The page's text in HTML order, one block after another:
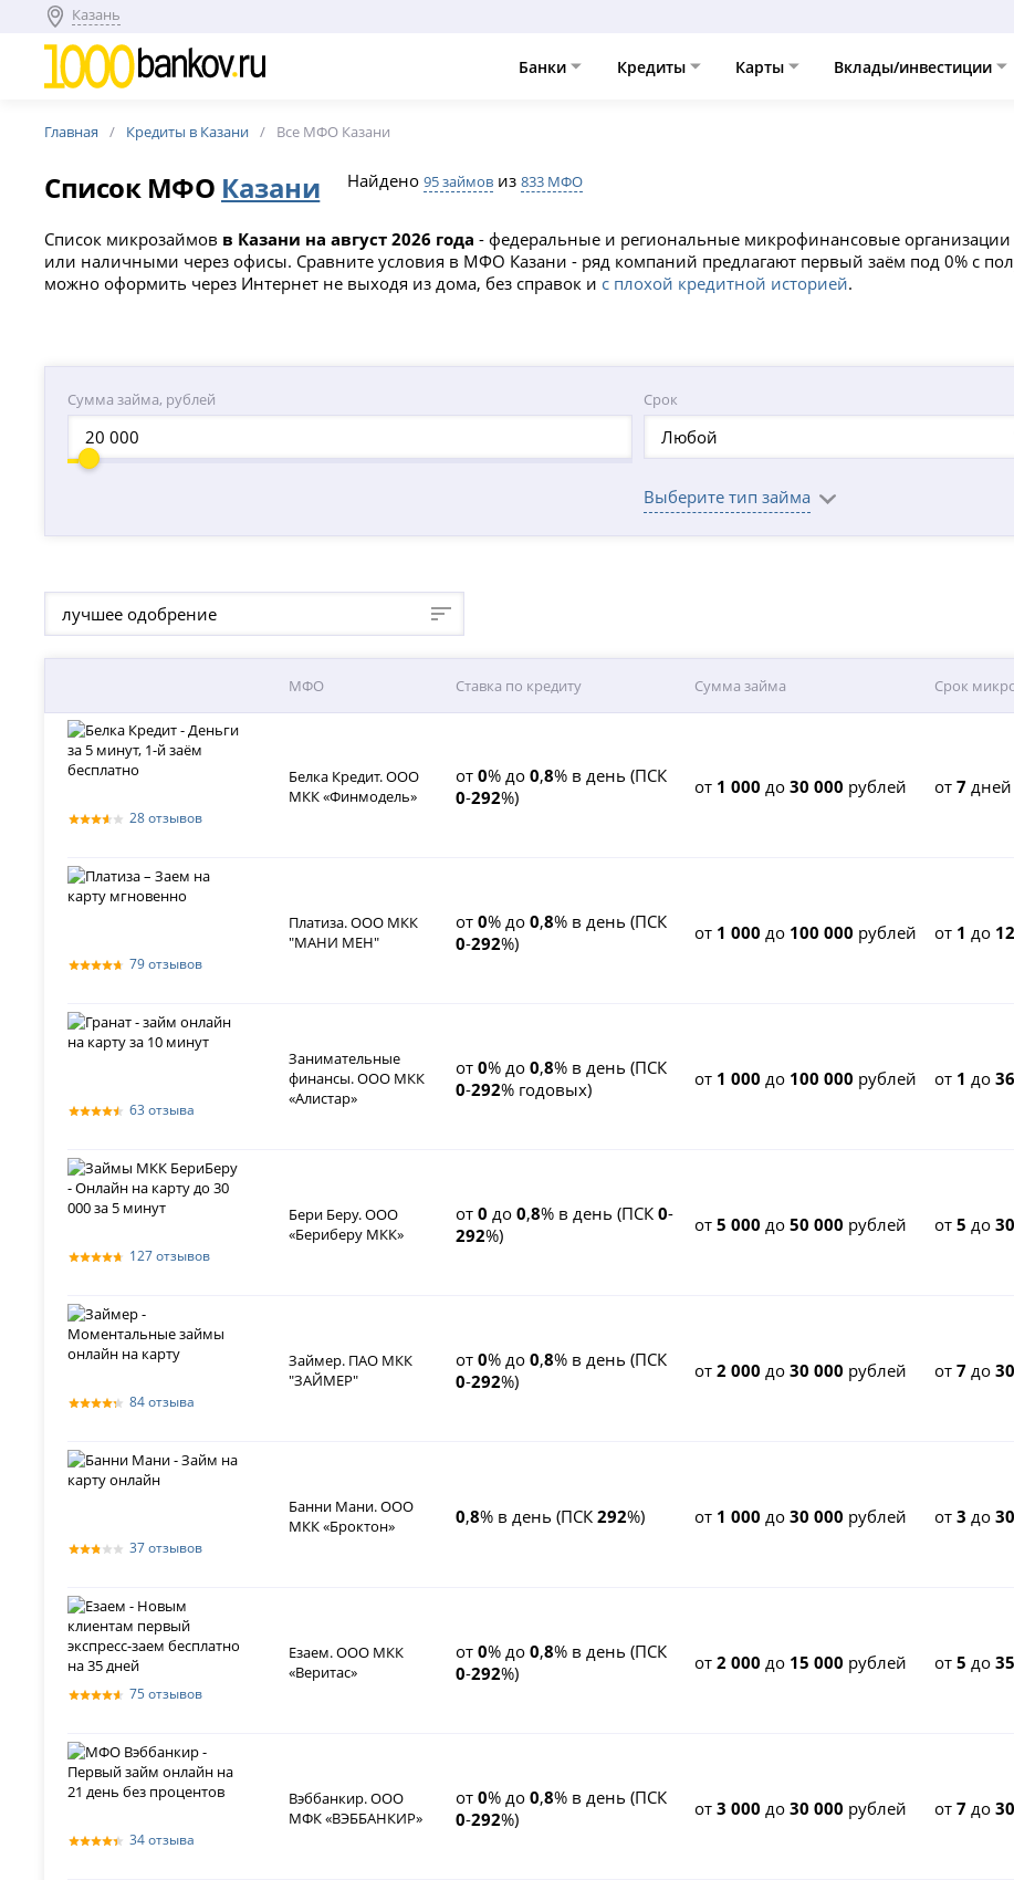
Казань
Банки Кредиты Карты Вклады/инвестиции
Главная Кредиты в Казани Все МФО Казани
Список МФО Казани Найдено95 займов из833 МФО
Список микрозаймов в Казани на август 2026 года - федеральные и региональные микрофинансовые
или наличными через офисы. Сравните условия в МФО Казани - ряд компаний предлагают первый заём под 0% с
можно оформить через Интернет не выходя из дома, без справок и с плохой кредитной историей.
Сумма займа, рублей Срок
Любой
Выберите тип займа
лучшее одобрение
МФО Ставка по кредиту Сумма займа Срок
28 отзывов
Белка Кредит. ООО
МКК «Финмодель»
от 0% до 0,8% в день (ПСК
0-292%) от 1 000 до30 000 рублей от7
79 отзывов
Платиза. ООО МКК
"МАНИ МЕН"
от 0% до 0,8% в день (ПСК
0-292%) от 1 000 до 100 000 рублей от 1 до
63 отзыва
Занимательные
финансы. ООО МКК
«Алистар»
от 0% до 0,8% в день (ПСК
0-292% годовых) от 1 000 до 100 000 рублей от 1 до
127 отзывов
Бери Беру. ООО
«Бериберу МКК»
от 0 до 0,8% в день (ПСК 0-
292%) от5 000 до50 000 рублей от5 до30
84 отзыва
Займер. ПАО МКК
"ЗАЙМЕР"
от 0% до 0,8% в день (ПСК
0-292%) от2 000 до30 000 рублей от7 до30
37 отзывов
Банни Мани. ООО
МКК «Броктон»
0,8% в день (ПСК 292%) от 1 000 до30 000 рублей от3 до30
75 отзывов
Езаем. ООО МКК
«Веритас»
от 0% до 0,8% в день (ПСК
0-292%) от2 000 до 15 000 рублей от5 до35
34 отзыва
Вэббанкир. ООО
МФК «ВЭББАНКИР»
от 0% до 0,8% в день (ПСК
0-292%) от3 000 до30 000 рублей от7 до30